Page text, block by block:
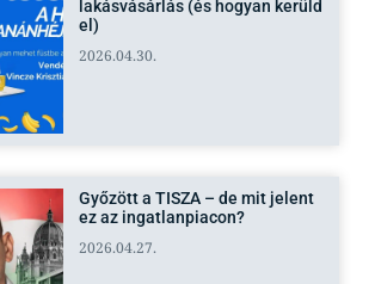
lakásvásárlás (és hogyan kerüld
el)
2026.04.30.
Győzött a TISZA – de mit jelent
ez az ingatlanpiacon?
2026.04.27.